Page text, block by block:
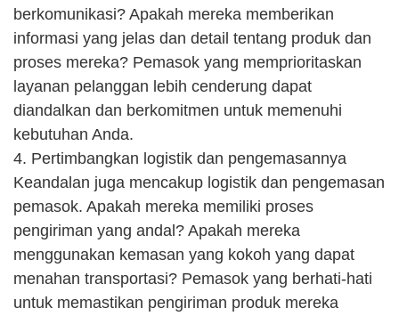
berkomunikasi? Apakah mereka memberikan
informasi yang jelas dan detail tentang produk dan
proses mereka? Pemasok yang memprioritaskan
layanan pelanggan lebih cenderung dapat
diandalkan dan berkomitmen untuk memenuhi
kebutuhan Anda.
4. Pertimbangkan logistik dan pengemasannya
Keandalan juga mencakup logistik dan pengemasan
pemasok. Apakah mereka memiliki proses
pengiriman yang andal? Apakah mereka
menggunakan kemasan yang kokoh yang dapat
menahan transportasi? Pemasok yang berhati-hati
untuk memastikan pengiriman produk mereka